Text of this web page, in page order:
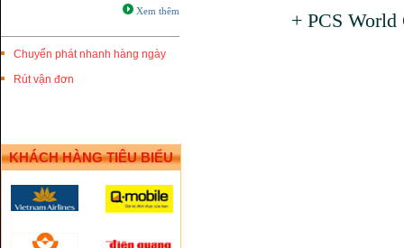
Xem thêm
Chuyển phát nhanh hàng ngày
Rút vận đơn
KHÁCH HÀNG TIÊU BIỂU
+ PCS World